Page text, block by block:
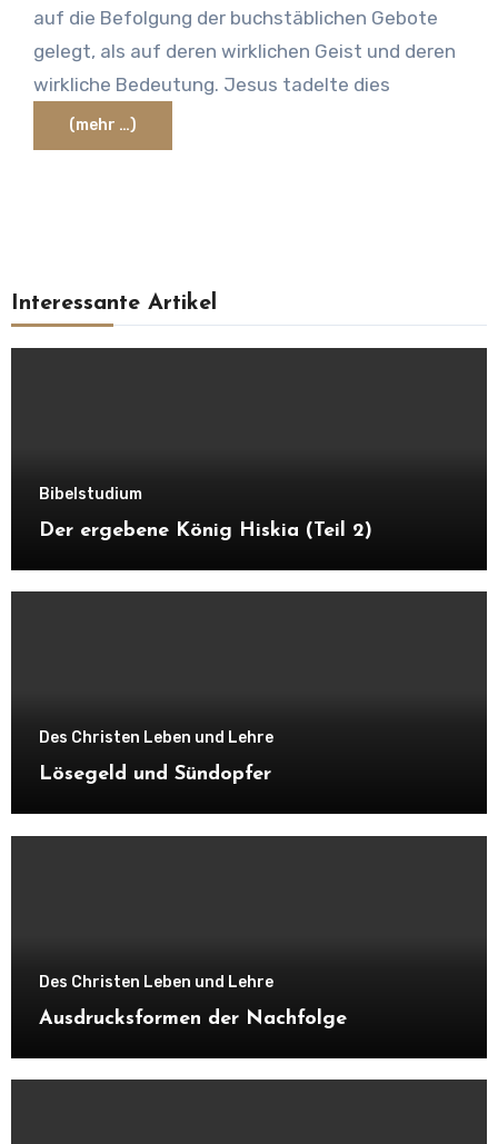
auf die Befolgung der buchstäblichen Gebote
gelegt, als auf deren wirklichen Geist und deren
wirkliche Bedeutung. Jesus tadelte dies
(mehr …)
Interessante Artikel
Bibelstudium
Der ergebene König Hiskia (Teil 2)
Des Christen Leben und Lehre
Lösegeld und Sündopfer
Des Christen Leben und Lehre
Ausdrucksformen der Nachfolge